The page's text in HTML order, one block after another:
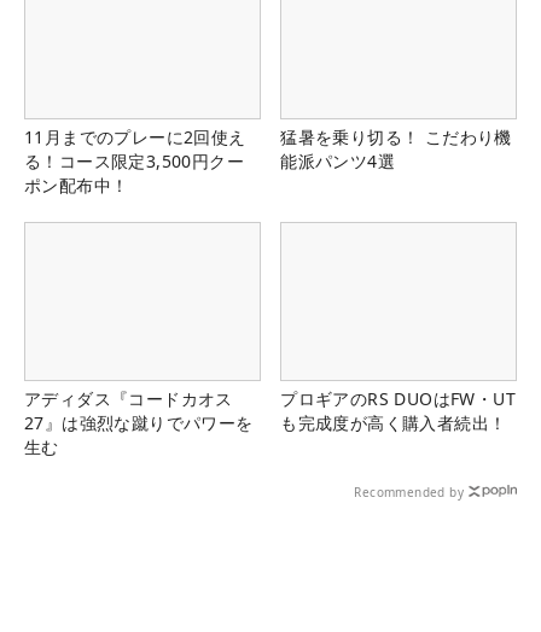
11月までのプレーに2回使え
る！コース限定3,500円クー
ポン配布中！
猛暑を乗り切る！ こだわり機
能派パンツ4選
アディダス『コードカオス
27』は強烈な蹴りでパワーを
生む
プロギアのRS DUOはFW・UT
も完成度が高く購入者続出！
Recommended by